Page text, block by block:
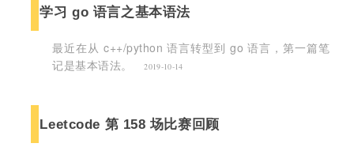
学习 go 语言之基本语法
最近在从 c++/python 语言转型到 go 语言，第一篇笔
记是基本语法。
2019-10-14
Leetcode 第 158 场比赛回顾